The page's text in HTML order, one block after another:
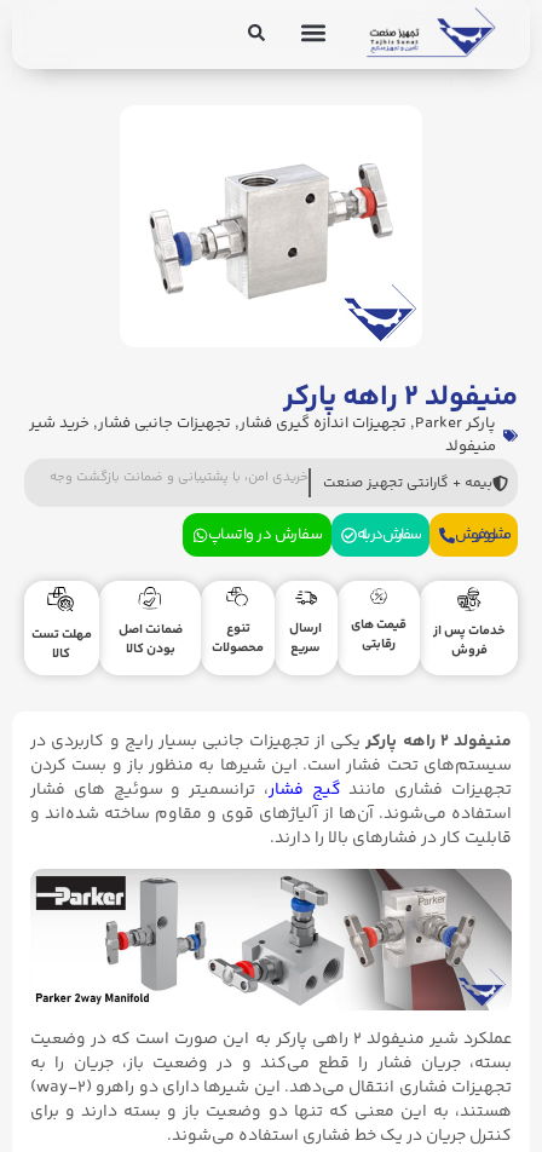
منیفولد ۲ راهه پارکر
پارکر Parker , تجهیزات اندازه گیری فشار, تجهیزات جانبی فشار, خرید شیر
منیفولد
بیمه + گارانتی تجهیز صنعت خریدی امن، با پشتیبانی و ضمانت بازگشت وجه
مشاوره فروش سفارش در بله سفارش در واتساپ
خدمات پس از
فروش
قیمت های
رقابتی
ارسال
سریع
تنوع
محصولات
ضمانت اصل
بودن کالا
مهلت تست
کالا
منیفولد ۲ راهه پارکر
یکی از تجهیزات جانبی بسیار رایج و کاربردی در
سیستم‌های تحت فشار است. این شیرها به منظور باز و بست کردن
تجهیزات فشاری مانند گیج فشار، ترانسمیتر و سوئیچ های فشار
استفاده می‌شوند. آن‌ها از آلیاژهای قوی و مقاوم ساخته شده‌اند و
قابلیت کار در فشارهای بالا را دارند.
عملکرد شیر منیفولد ۲ راهی پارکر به این صورت است که در وضعیت
بسته، جریان فشار را قطع می‌کند و در وضعیت باز، جریان را به
تجهیزات فشاری انتقال می‌دهد. این شیرها دارای دو راهرو (۲-way)
هستند، به این معنی که تنها دو وضعیت باز و بسته دارند و برای
کنترل جریان در یک خط فشاری استفاده می‌شوند.